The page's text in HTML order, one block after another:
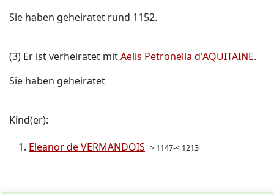
Sie haben geheiratet rund 1152.
(3) Er ist verheiratet mitAelis Petronella d'AQUITAINE.
Sie haben geheiratet
Kind(er):
Eleanor de VERMANDOIS > 1147-< 1213